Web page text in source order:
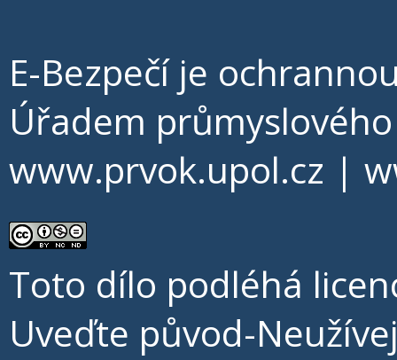
E-Bezpečí je
Úřadem
www.prvok.upol.cz |
Toto dílo podléhá
Uveďte původ-